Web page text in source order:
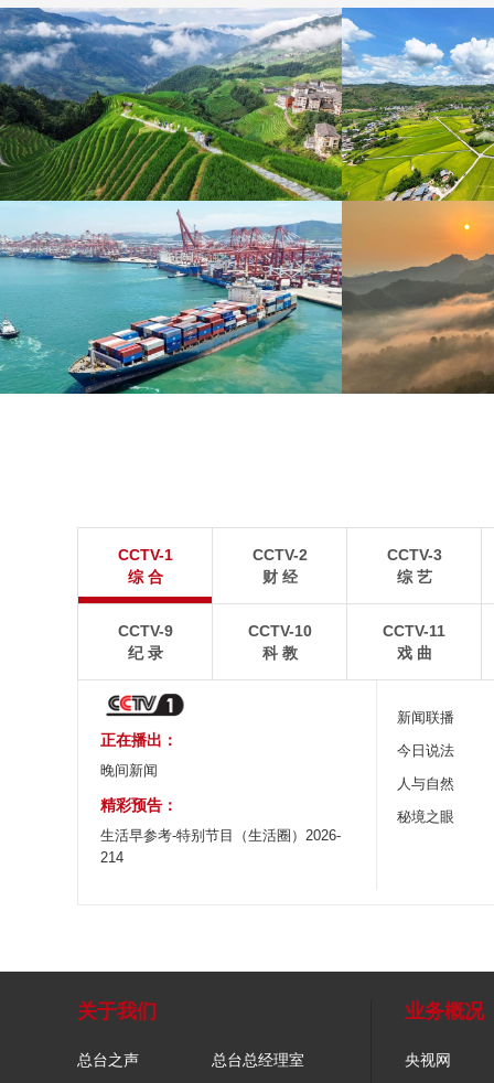
暑期出游 乐享美好时光
炎炎夏日，暑期旅游热度持续攀升。人们亲近山水，
重庆梁平：优质
8月6日，重庆梁平星
8月5日，“科伦坡”轮缓缓驶离山东港口青岛港前湾联
合集装箱码头。
8月6日，河北承德，
CCTV-1
综 合
CCTV-2
财 经
CCTV-3
综 艺
CCTV-9
纪 录
CCTV-10
科 教
CCTV-11
戏 曲
正在播出：
晚间新闻
精彩预告：
生活早参考-特别节目（生活圈）2026-
214
新闻联播
今日说法
人与自然
秘境之眼
关于我们
总台之声
总台总经理室
业务概况
央视网